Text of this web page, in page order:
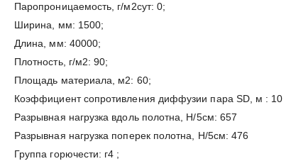
Паропроницаемость, г/м2сут: 0;
Ширина, мм: 1500;
Длина, мм: 40000;
Плотность, г/м2: 90;
Площадь материала, м2: 60;
Коэффициент сопротивления диффузии пара SD, м : 10
Разрывная нагрузка вдоль полотна, H/5см: 657
Разрывная нагрузка поперек полотна, H/5см: 476
Группа горючести: г4 ;